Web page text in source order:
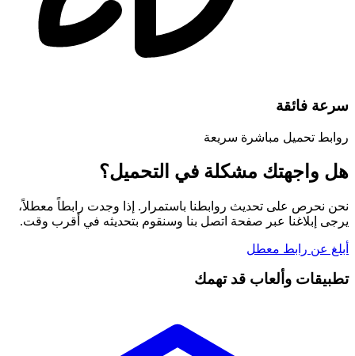
سرعة فائقة
روابط تحميل مباشرة سريعة
هل واجهتك مشكلة في التحميل؟
نحن نحرص على تحديث روابطنا باستمرار. إذا وجدت رابطاً معطلاً،
يرجى إبلاغنا عبر صفحة اتصل بنا وسنقوم بتحديثه في أقرب وقت.
أبلغ عن رابط معطل
تطبيقات وألعاب قد تهمك